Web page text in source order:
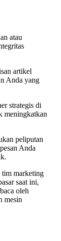
atau
artikel
Anda yang
strategis di
meningkatkan
peliputan
Anda
tim marketing
saat ini,
oleh
mesin